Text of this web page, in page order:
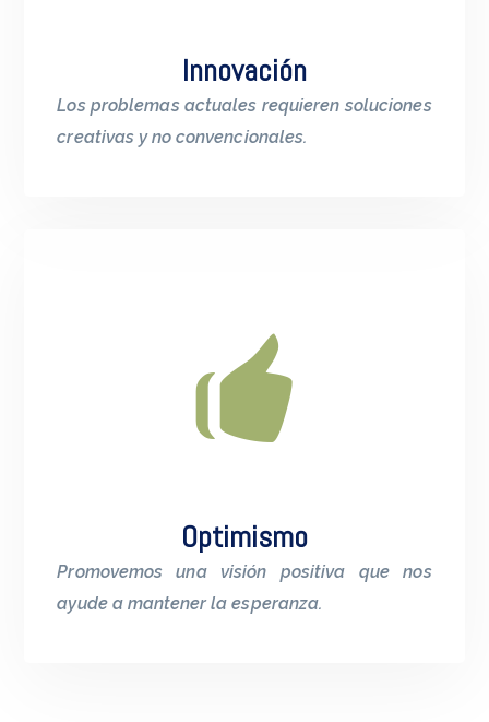
Innovación
Los problemas actuales requieren soluciones
creativas y no convencionales.
Optimismo
Promovemos una visión positiva que nos
ayude a mantener la esperanza.